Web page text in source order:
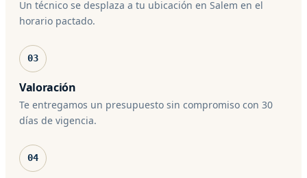
Un técnico se desplaza a tu ubicación en Salem en el
horario pactado.
03
Valoración
Te entregamos un presupuesto sin compromiso con 30
días de vigencia.
04